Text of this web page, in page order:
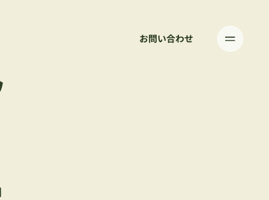
お問い合わせ